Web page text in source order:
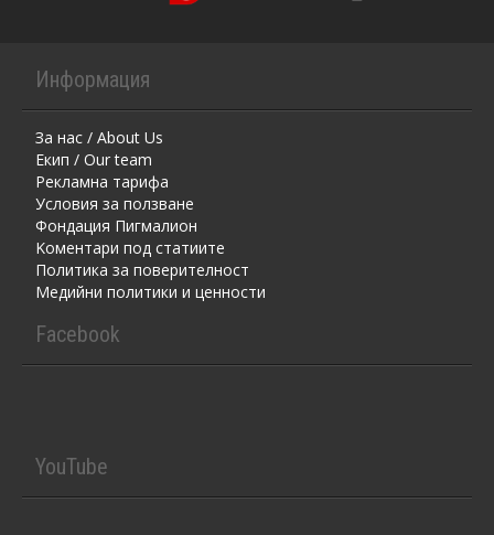
Информация
За нас / About Us
Екип / Our team
Рекламна тарифа
Условия за ползване
Фондация Пигмалион
Kоментaри под статиите
Политика за поверителност
Медийни политики и ценности
Facebook
YouTube